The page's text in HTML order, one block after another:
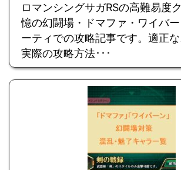
ロマンシングサガRSの高難易度
憶の幻闘場・ドマファ・ワイバ
ーティでの攻略記事です。適正な
実際の攻略方法･･･